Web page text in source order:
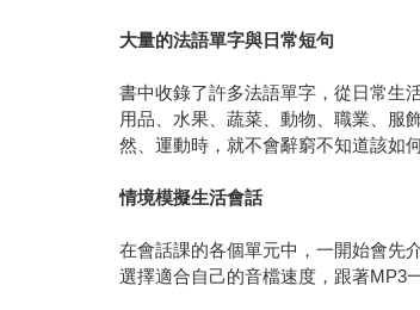
大量的法語單字與日常短句
書中收錄了許多法語單字，從日常生
用品、水果、蔬菜、動物、職業、服
然、運動時，就不會辭窮不知道該如
情境模擬生活會話
在會話課的各個單元中，一開始會先
選擇適合自己的音檔速度，跟著MP3